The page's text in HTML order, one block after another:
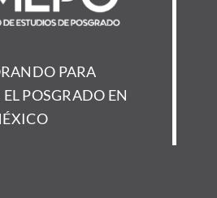
PARA
POSGRADO EN